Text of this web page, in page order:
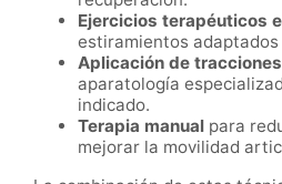
Ejercicios terapéuticos
estiramientos adaptados
Aplicación de tracciones
aparatología
indicado.
Terapia manual para
mejorar la movilidad